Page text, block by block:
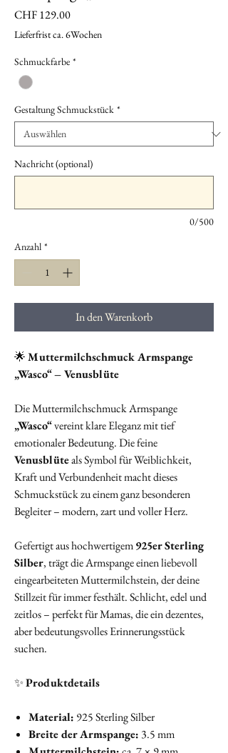
CHF 129.00Preis
Lieferfrist ca. 6Wochen
Schmuckfarbe *
Gestaltung Schmuckstück *
Nachricht (optional)
0/500
Anzahl *
In den Warenkorb
🌟Muttermilchschmuck Armspange
„Wasco“ – Venusblüte
Die Muttermilchschmuck Armspange
„Wasco“vereint klare Eleganz mit tief
emotionaler Bedeutung. Die feine
Venusblüteals Symbol für Weiblichkeit,
Kraft und Verbundenheit macht dieses
Schmuckstück zu einem ganz besonderen
Begleiter – modern, zart und voller Herz.
Gefertigt aus hochwertigem925er Sterling
Silber, trägt die Armspange einen liebevoll
eingearbeiteten Muttermilchstein, der deine
Stillzeit für immer festhält. Schlicht, edel und
zeitlos – perfekt für Mamas, die ein dezentes,
aber bedeutungsvolles Erinnerungsstück
suchen.
✨Produktdetails
Material: 925 Sterling Silber
Breite der Armspange: 3.5 mm